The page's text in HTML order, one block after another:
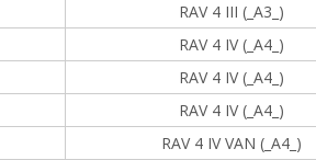
RAV 4 III (_A3_)
RAV 4 IV (_A4_)
RAV 4 IV (_A4_)
RAV 4 IV (_A4_)
RAV 4 IV VAN (_A4_)